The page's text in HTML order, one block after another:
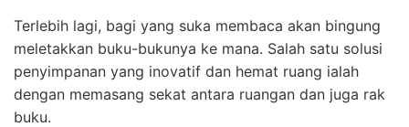
Terlebih lagi, bagi yang suka membaca akan bingung
meletakkan buku-bukunya ke mana. Salah satu solusi
penyimpanan yang inovatif dan hemat ruang ialah
dengan memasang sekat antara ruangan dan juga rak
buku.